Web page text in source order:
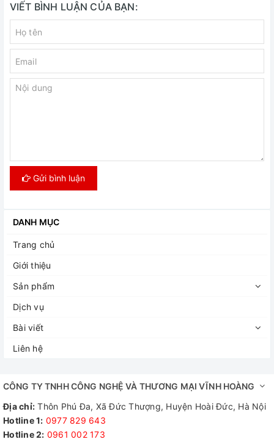
VIẾT BÌNH LUẬN CỦA BẠN:
Gửi bình luận
DANH MỤC
Trang chủ
Giới thiệu
Sản phẩm
Dịch vụ
Bài viết
Liên hệ
CÔNG TY TNHH CÔNG NGHỆ VÀ THƯƠNG MẠI VĨNH HOÀNG
Địa chỉ: Thôn Phú Đa, Xã Đức Thượng, Huyện Hoài Đức, Hà Nội
Hotline 1: 0977 829 643
Hotline 2: 0961 002 173​